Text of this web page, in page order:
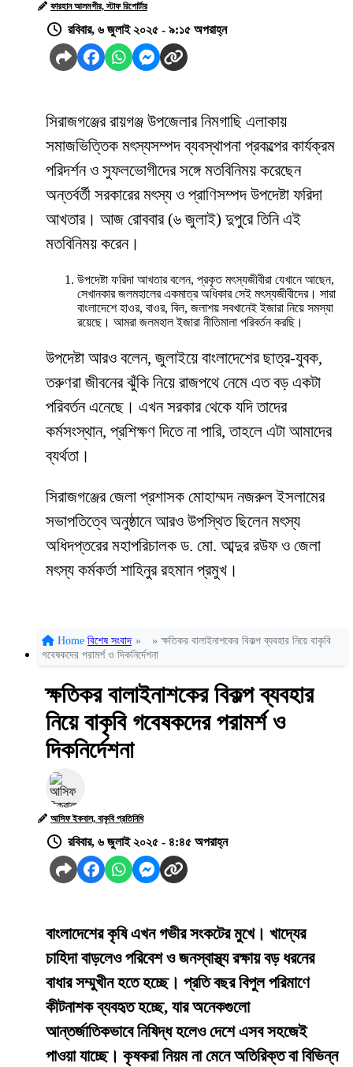
ফারহান আলমগীর, স্টাফ রিপোর্টার
রবিবার, ৬ জুলাই ২০২৫ - ৯:১৫ অপরাহ্ন
সিরাজগঞ্জের রায়গঞ্জ উপজেলার নিমগাছি এলাকায়
সমাজভিত্তিক মৎস্যসম্পদ ব্যবস্থাপনা প্রকল্পের কার্যক্রম
পরিদর্শন ও সুফলভোগীদের সঙ্গে মতবিনিময় করেছেন
অন্তর্বর্তী সরকারের মৎস্য ও প্রাণিসম্পদ উপদেষ্টা ফরিদা
আখতার। আজ রোববার (৬ জুলাই) দুপুরে তিনি এই
মতবিনিময় করেন।
উপদেষ্টা ফরিদা আখতার বলেন, প্রকৃত মৎস্যজীবীরা যেখানে আছেন,
সেখানকার জলমহালের একমাত্র অধিকার সেই মৎস্যজীবীদের। সারা
বাংলাদেশে হাওর, বাওর, বিল, জলাশয় সবখানেই ইজারা নিয়ে সমস্যা
রয়েছে। আমরা জলমহাল ইজারা নীতিমালা পরিবর্তন করছি।
উপদেষ্টা আরও বলেন, জুলাইয়ে বাংলাদেশের ছাত্র-যুবক,
তরুণরা জীবনের ঝুঁকি নিয়ে রাজপথে নেমে এত বড় একটা
পরিবর্তন এনেছে। এখন সরকার থেকে যদি তাদের
কর্মসংস্থান, প্রশিক্ষণ দিতে না পারি, তাহলে এটা আমাদের
ব্যর্থতা।
সিরাজগঞ্জের জেলা প্রশাসক মোহাম্মদ নজরুল ইসলামের
সভাপতিত্বে অনুষ্ঠানে আরও উপস্থিত ছিলেন মৎস্য
অধিদপ্তরের মহাপরিচালক ড. মো. আব্দুর রউফ ও জেলা
মৎস্য কর্মকর্তা শাহিনুর রহমান প্রমুখ।
Home বিশেষ সংবাদ » » ক্ষতিকর বালাইনাশকের বিকল্প ব্যবহার নিয়ে বাকৃবি
গবেষকদের পরামর্শ ও দিকনির্দেশনা
ক্ষতিকর বালাইনাশকের বিকল্প ব্যবহার
নিয়ে বাকৃবি গবেষকদের পরামর্শ ও
দিকনির্দেশনা
আসিফ ইকবাল, বাকৃবি প্রতিনিধি
রবিবার, ৬ জুলাই ২০২৫ - ৪:৪৫ অপরাহ্ন
বাংলাদেশের কৃষি এখন গভীর সংকটের মুখে। খাদ্যের
চাহিদা বাড়লেও পরিবেশ ও জনস্বাস্থ্য রক্ষায় বড় ধরনের
বাধার সম্মুখীন হতে হচ্ছে। প্রতি বছর বিপুল পরিমাণে
কীটনাশক ব্যবহৃত হচ্ছে, যার অনেকগুলো
আন্তর্জাতিকভাবে নিষিদ্ধ হলেও দেশে এসব সহজেই
পাওয়া যাচ্ছে। কৃষকরা নিয়ম না মেনে অতিরিক্ত বা বিভিন্ন